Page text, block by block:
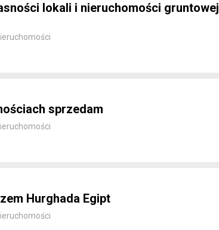
lokali i nieruchomości gruntowej
sprzedam
Hurghada Egipt